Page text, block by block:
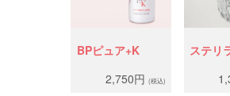
BPピュア+K
2,750円 (税込)
ステリ